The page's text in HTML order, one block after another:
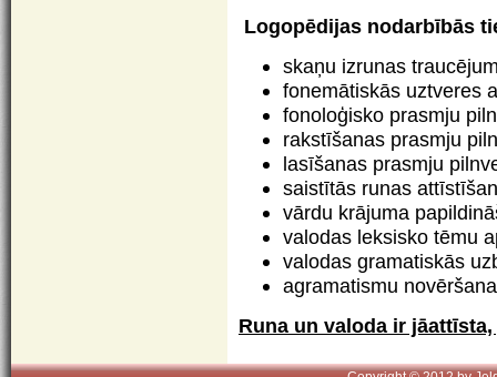
Logopēdijas nodarbībās
skaņu izrunas
fonemātiskās uztveres
fonoloģisko prasmju
rakstīšanas prasmju
lasīšanas prasmju
saistītās runas
vārdu krājuma
valodas leksisko tēmu
valodas gramatiskās
agramatismu
Runa un valoda ir